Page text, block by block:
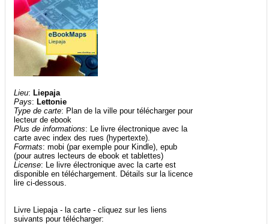
Lieu: Liepaja
Pays: Lettonie
Type de carte: Plan de la ville pour télécharger pour
lecteur de ebook
Plus de informations: Le livre électronique avec la
carte avec index des rues (hypertexte).
Formats: mobi (par exemple pour Kindle), epub
(pour autres lecteurs de ebook et tablettes)
License: Le livre électronique avec la carte est
disponible en téléchargement. Détails sur la licence
lire ci-dessous.
Livre Liepaja - la carte - cliquez sur les liens
suivants pour télécharger: